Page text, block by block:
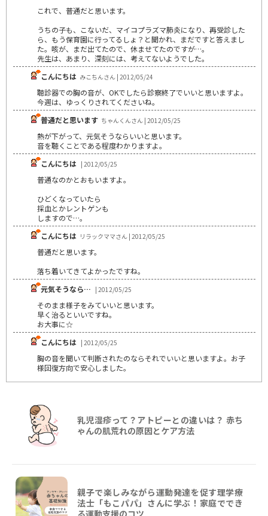
これで、普通だと思います。
うちの子も、こないだ、マイコプラズマ肺炎になり、再受診した
ら、もう保育園に行ってるしょ？と聞かれ、まだですと答えまし
た。咳が、まだ出てたので、休ませてたのですが…。
先生は、あまり、深刻には、考えてないようでした。
こんにちは みこちんさん | 2012/05/24
聴診器での胸の音が、OKでしたら診察終了でいいと思いますよ。
今週は、ゆっくりされてくださいね。
普通だと思います ちゃんくんさん | 2012/05/25
熱が下がって、元気そうならいいと思います。
音を聴くことである程度わかりますよ。
こんにちは | 2012/05/25
普通なのかとおもいますよ。
ひどくなっていたら
採血とかレントゲンも
しますので…。
こんにちは リラックママさん | 2012/05/25
普通だと思います。
落ち着いてきてよかったですね。
元気そうなら… | 2012/05/25
そのまま様子をみていいと思います。
早く治るといいですね。
お大事に☆
こんにちは | 2012/05/25
胸の音を聞いて判断されたのならそれでいいと思いますよ。お子
様回復方向で安心しました。
乳児湿疹って？アトピーとの違いは？ 赤ち
ゃんの肌荒れの原因とケア方法
親子で楽しみながら運動発達を促す理学療
法士「もこパパ」さんに学ぶ！家庭ででき
る運動支援のコツ